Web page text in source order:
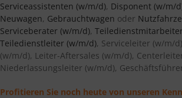
Serviceassistenten (w/m/d), Disponent (w/m/
Neuwagen, Gebrauchtwagen oder
Serviceberater (w/m/d),
Teiledienstleiter (w/m/d), Serviceleiter (w/m/
(w/m/d), Leiter-Aftersales (w/m/d),
Niederlassungsleiter (w/m/d),
Profitieren Sie noch heute von unseren